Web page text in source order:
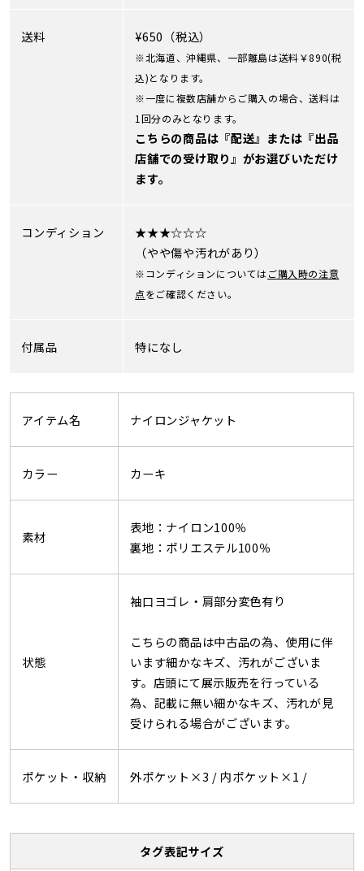
送料 ¥650（税込）
※北海道、沖縄県、一部離島は送料￥890(税
込)となります。
※一度に複数店舗からご購入の場合、送料は
1回分のみとなります。
こちらの商品は『配送』または『出品
店舗での受け取り』がお選びいただけ
ます。
コンディション
★★★☆☆☆
（やや傷や汚れがあり）
※コンディションについてはご購入時の注意
点をご確認ください。
付属品 特になし
アイテム名 ナイロンジャケット
カラー カーキ
素材
表地：ナイロン100％
裏地：ポリエステル100％
状態
袖口ヨゴレ・肩部分変色有り
こちらの商品は中古品の為、使用に伴
います細かなキズ、汚れがございま
す。店頭にて展示販売を行っている
為、記載に無い細かなキズ、汚れが見
受けられる場合がございます。
ポケット・収納 外ポケット×3 / 内ポケット×1 /
タグ表記サイズ